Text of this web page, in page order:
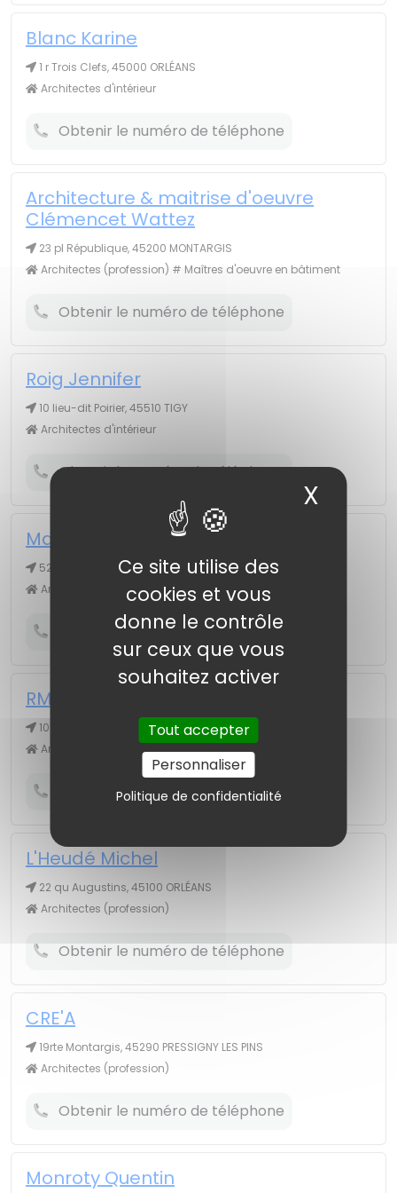
Ce site utilise des
cookies et vous
donne le contrôle
sur ceux que vous
souhaitez activer
Tout accepter
Personnaliser
Politique de confidentialité
X
Blanc Karine
1 r Trois Clefs, 45000 ORLÉANS
Architectes d'intérieur
Obtenir le numéro de téléphone
Architecture & maitrise d'oeuvre
Clémencet Wattez
23 pl République, 45200 MONTARGIS
Architectes (profession) # Maîtres d'oeuvre en bâtiment
Obtenir le numéro de téléphone
Roig Jennifer
10 lieu-dit Poirier, 45510 TIGY
Architectes d'intérieur
Obtenir le numéro de téléphone
Mars Sébastien
52 av Dauphine, 45100 ORLEANS
Architectes d'intérieur
Obtenir le numéro de téléphone
RMB Architectes
10 fbg Orléans, 45300 PITHIVIERS
Architectes (profession)
Obtenir le numéro de téléphone
L'Heudé Michel
22 qu Augustins, 45100 ORLÉANS
Architectes (profession)
Obtenir le numéro de téléphone
CRE'A
19rte Montargis, 45290 PRESSIGNY LES PINS
Architectes (profession)
Obtenir le numéro de téléphone
Monroty Quentin